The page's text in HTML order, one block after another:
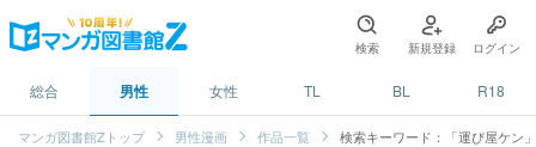
検索 新規登録 ログイン
総合 男性 女性 TL BL R18
マンガ図書館Zトップ 男性漫画 作品一覧 検索キーワード：「運び屋ケン」